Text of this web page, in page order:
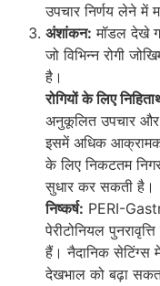
उपचार निर्णय लेने में
अंशांकन: मॉडल देखे
जो विभिन्न रोगी
है।
रोगियों के लिए
अनुकूलित उपचार
इसमें अधिक आक्रामक
के लिए निकटतम
सुधार कर सकती है।
निष्कर्ष: PERI-
पेरीटोनियल
हैं। नैदानिक सेटिंग्स
देखभाल को बढ़ा